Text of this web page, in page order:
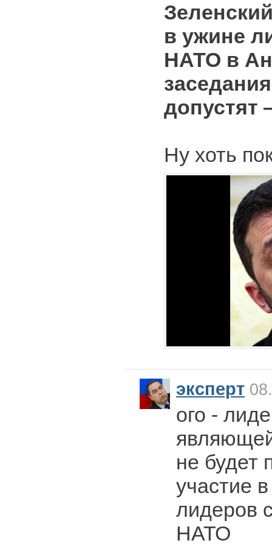
в ужине
НАТО в
допустят
Ну хоть
эксперт
ого -
не будет
участие
лидеров
НАТО